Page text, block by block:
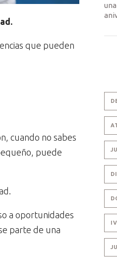
que pueden
cuando no sabes
puede
a oportunidades
parte de una